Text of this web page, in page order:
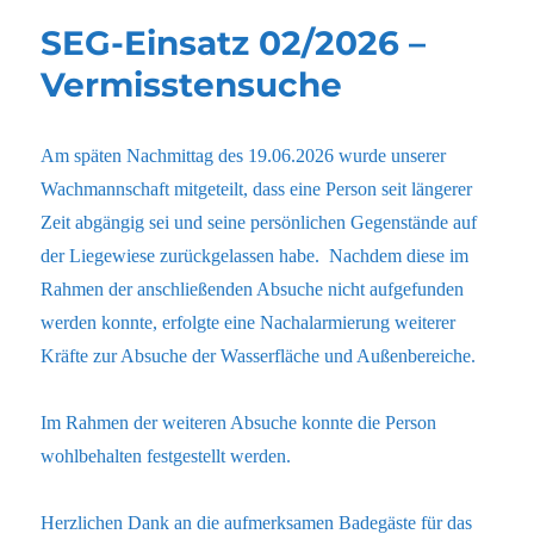
SEG-Einsatz 02/2026 –
Vermisstensuche
Am späten Nachmittag des 19.06.2026 wurde unserer
Wachmannschaft mitgeteilt, dass eine Person seit längerer
Zeit abgängig sei und seine persönlichen Gegenstände auf
der Liegewiese zurückgelassen habe. Nachdem diese im
Rahmen der anschließenden Absuche nicht aufgefunden
werden konnte, erfolgte eine Nachalarmierung weiterer
Kräfte zur Absuche der Wasserfläche und Außenbereiche.
Im Rahmen der weiteren Absuche konnte die Person
wohlbehalten festgestellt werden.
Herzlichen Dank an die aufmerksamen Badegäste für das